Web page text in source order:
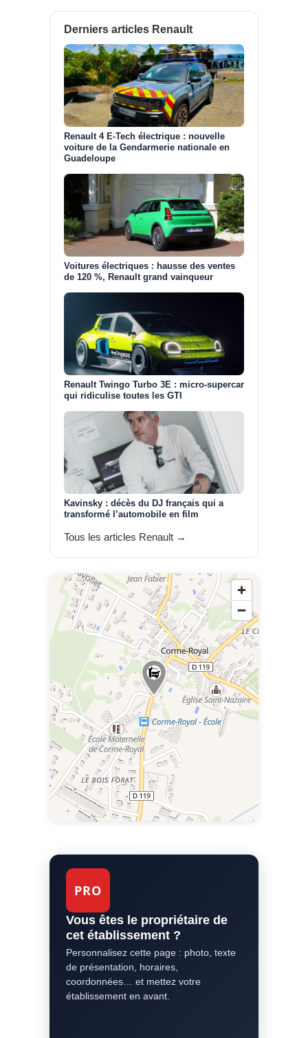
Derniers articles Renault
Renault 4 E-Tech électrique : nouvelle
voiture de la Gendarmerie nationale en
Guadeloupe
Voitures électriques : hausse des ventes
de 120 %, Renault grand vainqueur
Renault Twingo Turbo 3E : micro-supercar
qui ridiculise toutes les GTI
Kavinsky : décès du DJ français qui a
transformé l’automobile en film
Tous les articles Renault →
PRO
Vous êtes le propriétaire de
cet établissement ?
Personnalisez cette page : photo, texte
de présentation, horaires,
coordonnées… et mettez votre
établissement en avant.